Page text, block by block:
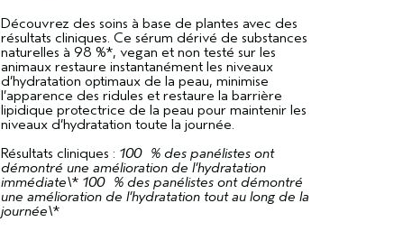
Découvrez des soins à base de plantes avec des
résultats cliniques. Ce sérum dérivé de substances
naturelles à 98 %*, vegan et non testé sur les
animaux restaure instantanément les niveaux
d’hydratation optimaux de la peau, minimise
l’apparence des ridules et restaure la barrière
lipidique protectrice de la peau pour maintenir les
niveaux d’hydratation toute la journée.
Résultats cliniques : 100 % des panélistes ont
démontré une amélioration de l’hydratation
immédiate\* 100 % des panélistes ont démontré
une amélioration de l’hydratation tout au long de la
journée\*